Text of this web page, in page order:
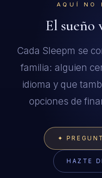
AQUÍ NO
El sueño
Cada Sleepm se
familia: alguien
idioma y que
opciones de
✦
HAZTE
AWAY · WE